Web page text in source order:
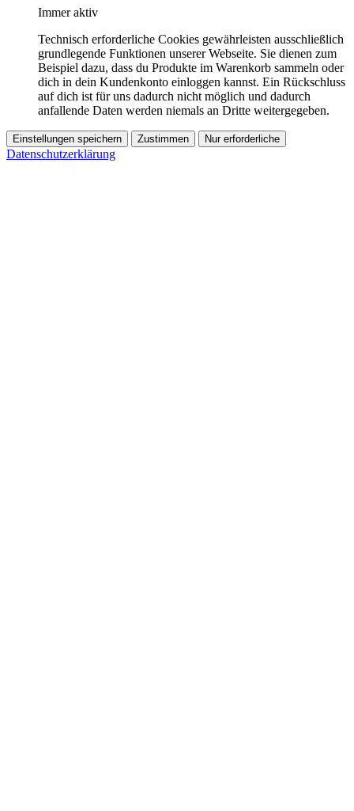
Immer aktiv
Technisch erforderliche Cookies gewährleisten ausschließlich
grundlegende Funktionen unserer Webseite. Sie dienen zum
Beispiel dazu, dass du Produkte im Warenkorb sammeln oder
dich in dein Kundenkonto einloggen kannst. Ein Rückschluss
auf dich ist für uns dadurch nicht möglich und dadurch
anfallende Daten werden niemals an Dritte weitergegeben.
Einstellungen speichern Zustimmen Nur erforderliche
Datenschutzerklärung